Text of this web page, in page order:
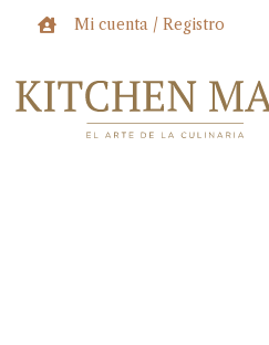
Mi cuenta / Registro